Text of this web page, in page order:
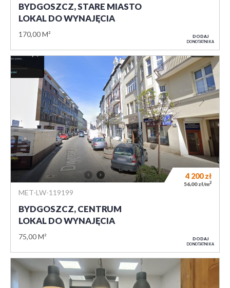
BYDGOSZCZ, STARE MIASTO
LOKAL DO WYNAJĘCIA
170,00 M² DODAJ
DO NOTATNIKA
MET-LW-119199
BYDGOSZCZ, CENTRUM
LOKAL DO WYNAJĘCIA
75,00 M²
4 200zł
56,00 zł/m2
DODAJ
DO NOTATNIKA